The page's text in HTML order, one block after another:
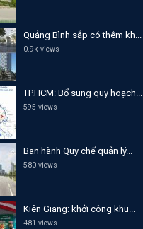
Quảng Bình sắp có thêm kh...
0.9k views
TP.HCM: Bổ sung quy hoạch...
595 views
Ban hành Quy chế quản lý...
580 views
Kiên Giang: khởi công khu...
481 views